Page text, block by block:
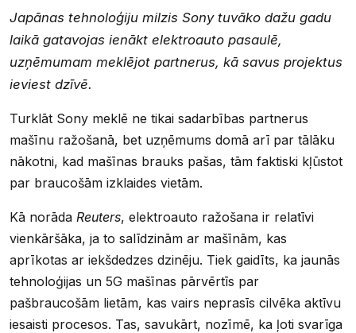
Japānas tehnoloģiju milzis Sony tuvāko dažu gadu
laikā gatavojas ienākt elektroauto pasaulē,
uzņēmumam meklējot partnerus, kā savus projektus
ieviest dzīvē.
Turklāt Sony meklē ne tikai sadarbības partnerus
mašīnu ražošanā, bet uzņēmums domā arī par tālāku
nākotni, kad mašīnas brauks pašas, tām faktiski kļūstot
par braucošām izklaides vietām.
Kā norāda Reuters, elektroauto ražošana ir relatīvi
vienkāršāka, ja to salīdzinām ar mašīnām, kas
aprīkotas ar iekšdedzes dzinēju. Tiek gaidīts, ka jaunās
tehnoloģijas un 5G mašīnas pārvērtīs par
pašbraucošām lietām, kas vairs neprasīs cilvēka aktīvu
iesaisti procesos. Tas, savukārt, nozīmē, ka ļoti svarīga